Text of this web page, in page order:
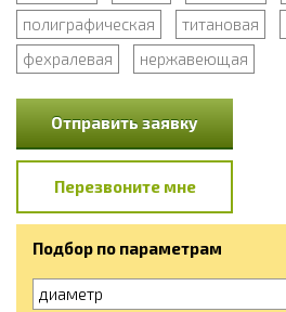
полиграфическая
титановая
фехралевая
нержавеющая
Отправить заявку
Перезвоните мне
Подбор по параметрам
диаметр